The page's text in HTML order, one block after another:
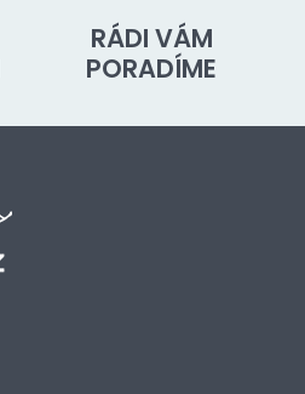
RÁDI VÁM
PORADÍME